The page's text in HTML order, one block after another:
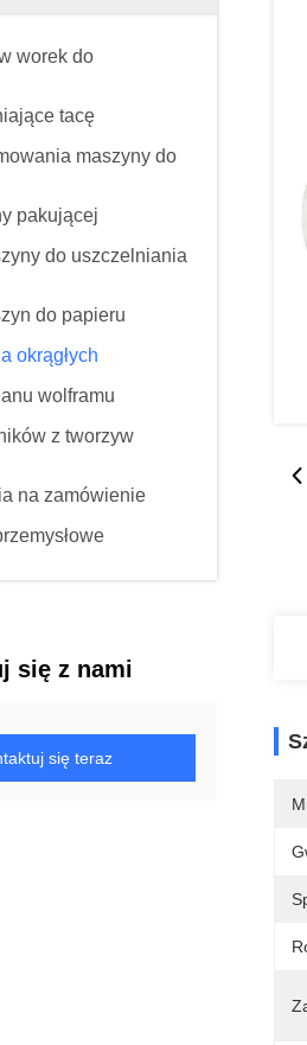
worek do
tacę
maszyny do
pakującej
do uszczelniania
do papieru
okrągłych
wolframu
z tworzyw
na zamówienie
się z nami
się teraz